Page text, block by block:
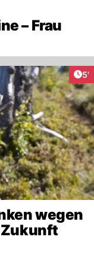
– Frau
5'
wegen
Zukunft